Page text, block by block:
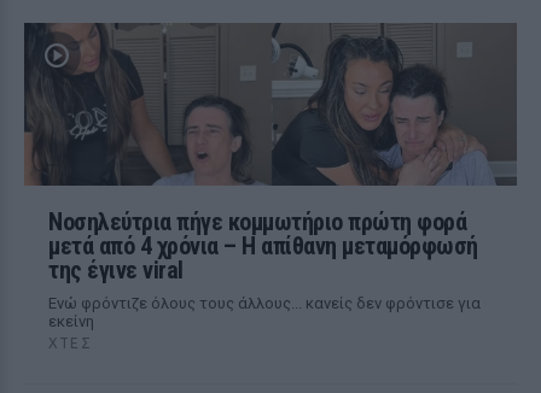
Νοσηλεύτρια πήγε κομμωτήριο πρώτη φορά
μετά από 4 χρόνια – Η απίθανη μεταμόρφωσή
της έγινε viral
Ενώ φρόντιζε όλους τους άλλους... κανείς δεν φρόντισε για
εκείνη
ΧΤΕΣ